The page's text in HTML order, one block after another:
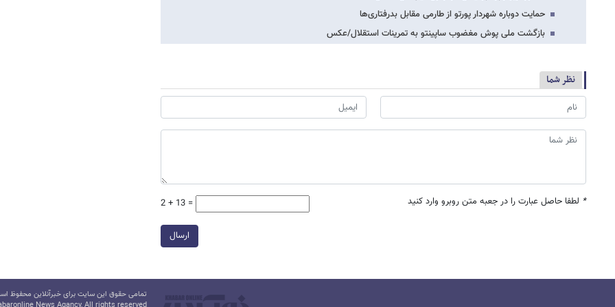
حمایت دوباره شهردار پورتو از طارمی مقابل بدرفتاری‌ها
بازگشت ملی پوش مغضوب ساپینتو به تمرینات استقلال/عکس
نظر شما
* لطفا حاصل عبارت را در جعبه متن روبرو وارد کنید 2 + 13 =
ارسال
تمامی حقوق این سایت برای خبرآنلاین محفوظ